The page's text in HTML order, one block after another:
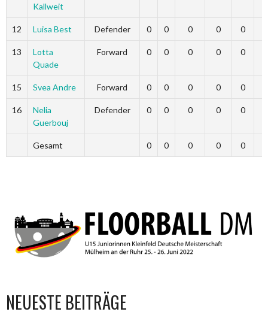
Kallweit
12 Luisa Best Defender 0 0 0 0 0
13
Lotta
Quade
Forward 0 0 0 0 0
15 Svea Andre Forward 0 0 0 0 0
16
Nelia
Guerbouj
Defender 0 0 0 0 0
Gesamt 0 0 0 0 0
NEUESTE BEITRÄGE